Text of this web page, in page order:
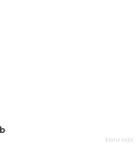
baru saja